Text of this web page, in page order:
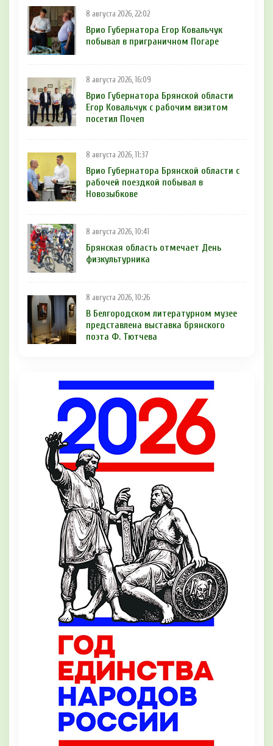
8 августа 2026, 22:02
Врио Губернатора Егор Ковальчук
побывал в приграничном Погаре
8 августа 2026, 16:09
Врио Губернатора Брянской области
Егор Ковальчук с рабочим визитом
посетил Почеп
8 августа 2026, 11:37
Врио Губернатора Брянской области с
рабочей поездкой побывал в
Новозыбкове
8 августа 2026, 10:41
Брянская область отмечает День
физкультурника
8 августа 2026, 10:26
В Белгородском литературном музее
представлена выставка брянского
поэта Ф. Тютчева